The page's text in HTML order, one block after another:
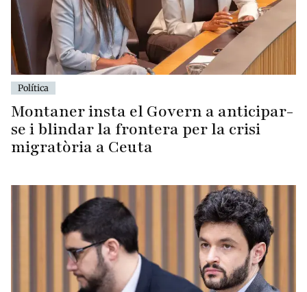
Política
Montaner insta el Govern a anticipar-
se i blindar la frontera per la crisi
migratòria a Ceuta